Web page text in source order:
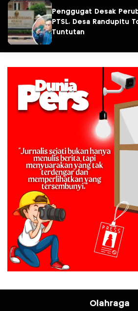
Penggugat Desak
PTSL, Desa Randupitu
Tuntutan
Olahraga